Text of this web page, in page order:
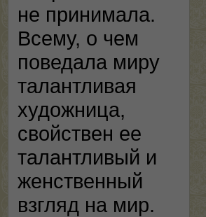
не принимала.
Всему, о чем
поведала миру
талантливая
художница,
свойствен ее
талантливый и
женственный
взгляд на мир.